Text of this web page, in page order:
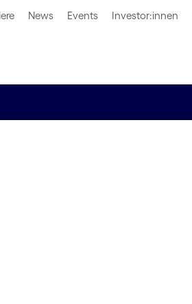
News Events Investor:innen